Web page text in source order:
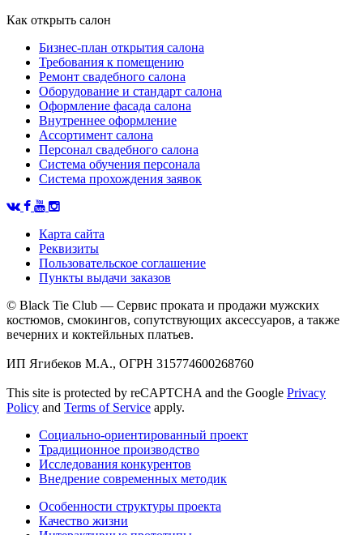
Как открыть салон
Бизнес-план открытия салона
Требования к помещению
Ремонт свадебного салона
Оборудование и стандарт салона
Оформление фасада салона
Внутреннее оформление
Ассортимент салона
Персонал свадебного салона
Система обучения персонала
Система прохождения заявок
Карта сайта
Реквизиты
Пользовательское соглашение
Пункты выдачи заказов
© Black Tie Club — Сервис проката и продажи мужских
костюмов, смокингов, сопутствующих аксессуаров, а также
вечерних и коктейльных платьев.
ИП Ягибеков М.А., ОГРН 315774600268760
This site is protected by reCAPTCHA and the Google Privacy
Policy and Terms of Service apply.
Социально-ориентированный проект
Традиционное производство
Исследования конкурентов
Внедрение современных методик
Особенности структуры проекта
Качество жизни